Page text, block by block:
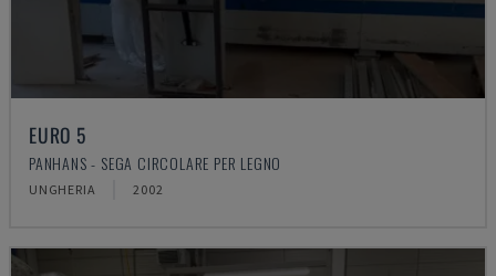
EURO 5
PANHANS - SEGA CIRCOLARE PER LEGNO
UNGHERIA 2002